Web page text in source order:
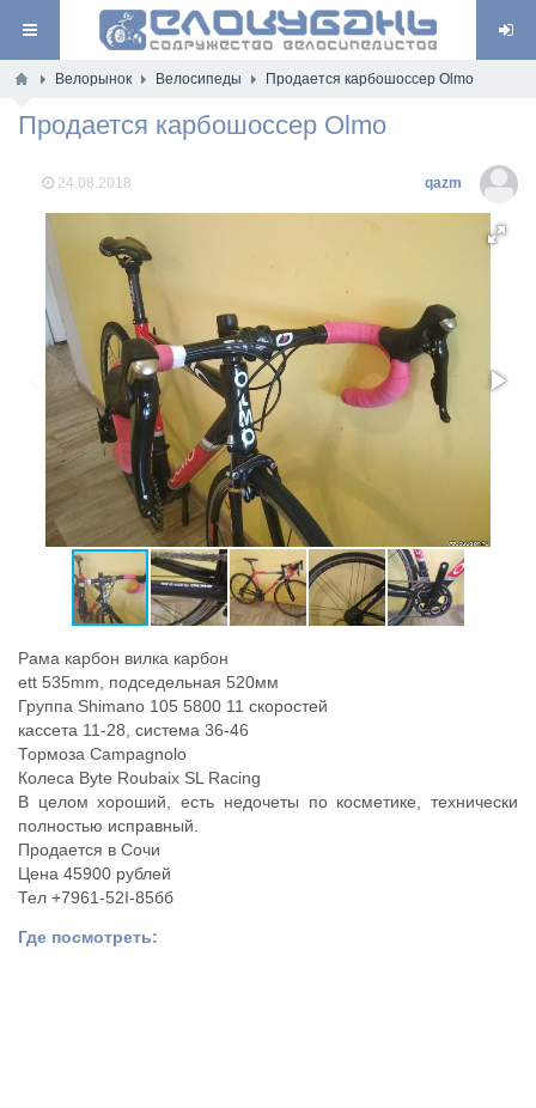
Велорынок Велосипеды Продается карбошоссер Olmo
Продается карбошоссер Olmo
24.08.2018 qazm
Рама карбон вилка карбон
ett 535mm, подседельная 520мм
Группа Shimano 105 5800 11 скоростей
кассета 11-28, система 36-46
Тормоза Campagnolo
Колеса Byte Roubaix SL Racing
В целом хороший, есть недочеты по косметике, технически
полностью исправный.
Продается в Сочи
Цена 45900 рублей
Тел +7961-52I-85бб
Где посмотреть: